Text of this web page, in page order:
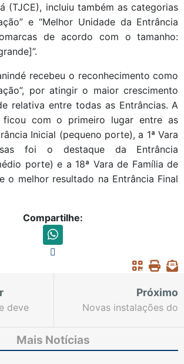
(TJCE), incluiu também as categorias
e “Melhor Unidade da Entrância
de acordo com o tamanho:
recebeu o reconhecimento como
por atingir o maior crescimento
relativa entre todas as Entrâncias. A
ficou com o primeiro lugar entre as
Inicial (pequeno porte), a 1ª Vara
foi o destaque da Entrância
porte) e a 18ª Vara de Família de
o melhor resultado na Entrância Final
Compartilhe:
deve
recusa
Próximo
Novas instalações do
inauguradas nesta
Mais Notícias